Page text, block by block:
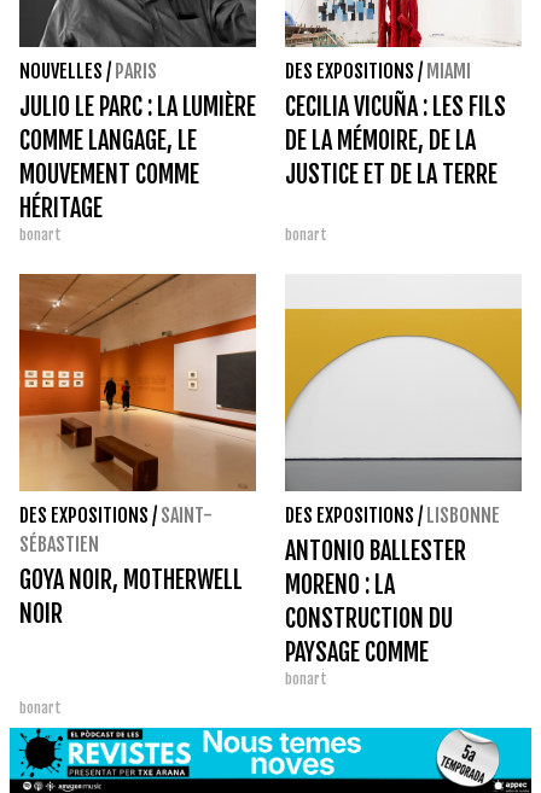
NOUVELLES / PARIS
JULIO LE PARC : LA LUMIÈRE
COMME LANGAGE, LE
MOUVEMENT COMME
HÉRITAGE
bonart
DES EXPOSITIONS / MIAMI
CECILIA VICUÑA : LES FILS
DE LA MÉMOIRE, DE LA
JUSTICE ET DE LA TERRE
bonart
DES EXPOSITIONS / SAINT-
SÉBASTIEN
GOYA NOIR, MOTHERWELL
NOIR
bonart
DES EXPOSITIONS / LISBONNE
ANTONIO BALLESTER
MORENO : LA
CONSTRUCTION DU
PAYSAGE COMME
EXPÉRIENCE SPATIALE
bonart